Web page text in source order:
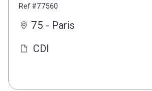
Ref #77560
75 - Paris
CDI